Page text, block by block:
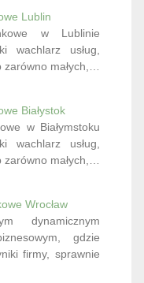
Lublin
w Lublinie
wachlarz usług,
małych,…
Białystok
w Białymstoku
wachlarz usług,
małych,…
Wrocław
dynamicznym
gdzie
firmy, sprawnie